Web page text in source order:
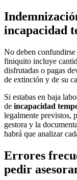
incapacidad
No deben confundirse
finiquito incluye
disfrutadas o pagas
de extinción y de su
Si estabas en baja
de incapacidad
legalmente previstos,
gestora y la
habrá que analizar
Errores
pedir